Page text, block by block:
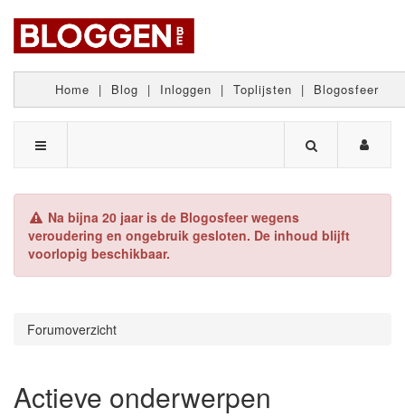
Home | Blog | Inloggen | Toplijsten | Blogosfeer
Na bijna 20 jaar is de Blogosfeer wegens
veroudering en ongebruik gesloten. De inhoud blijft
voorlopig beschikbaar.
Forumoverzicht
Actieve onderwerpen